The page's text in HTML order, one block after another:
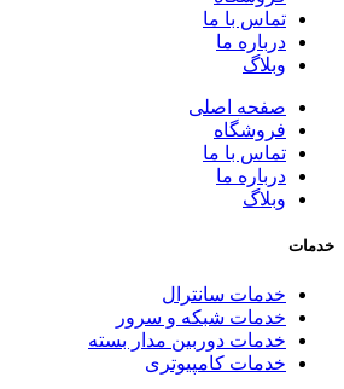
تماس با ما
درباره ما
وبلاگ
صفحه اصلی
فروشگاه
تماس با ما
درباره ما
وبلاگ
خدمات
خدمات سانترال
خدمات شبکه و سرور
خدمات دوربین مدار بسته
خدمات کامپیوتری